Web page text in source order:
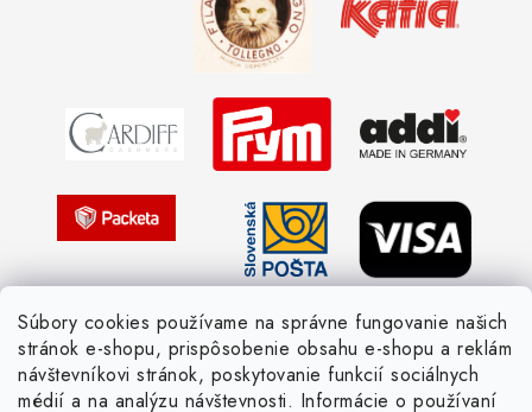
Súbory cookies používame na správne fungovanie našich
stránok e-shopu, prispôsobenie obsahu e-shopu a reklám
návštevníkovi stránok, poskytovanie funkcií sociálnych
médií a na analýzu návštevnosti. Informácie o používaní
Žiadosť dotknutej osoby
Pletený slovník anglicky-česky
Pletený slovník česky-anglicky